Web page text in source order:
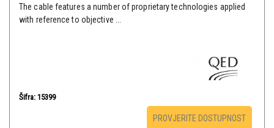
The cable features a number of proprietary technologies applied
with reference to objective ...
Šifra: 15399
PROVJERITE DOSTUPNOST